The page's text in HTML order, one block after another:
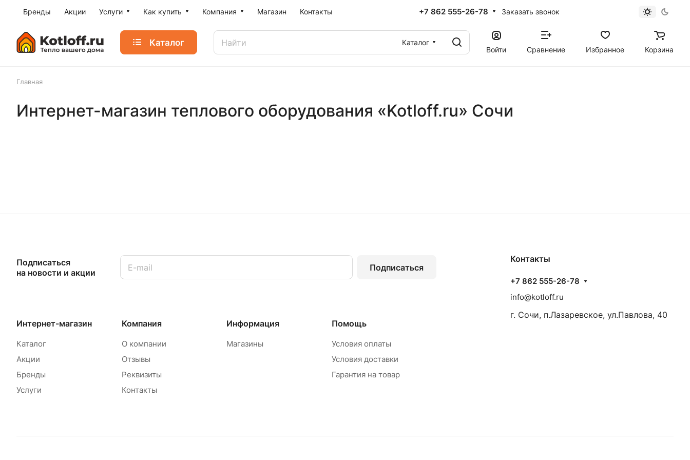
Бренды Акции Услуги Как купить Компания Магазин Контакты +7 862 555-26-78 Заказать звонок
Каталог
Каталог
Войти
Сравнение Избранное Корзина
Главная
Интернет-магазин теплового оборудования «Kotloff.ru» Сочи
Подписаться
на новости и акции
Подписаться
Интернет-магазин
Каталог
Акции
Бренды
Услуги
Компания
О компании
Отзывы
Реквизиты
Контакты
Информация
Магазины
Помощь
Условия оплаты
Условия доставки
Гарантия на товар
Контакты
+7 862 555-26-78
info@kotloff.ru
г. Сочи, п.Лазаревское, ул.Павлова, 40